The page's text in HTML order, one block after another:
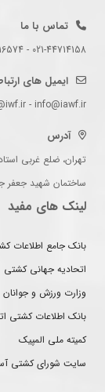
تماس با ما
021-44714158 - 021-44716574 - 021-44714489
ایمیل های
- info@iawf.ir
آدرس
تهران، ضلع غربی
ساختمان شهید جعفر
لینک های مفید
بانک جامع اطلاعات
اتحادیه جهانی کشتی
وزارت ورزش و جوانان
بانک اطلاعات کشتی
کمیته ملی المپیک
سایت شورای کشتی